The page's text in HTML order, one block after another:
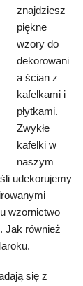
znajdziesz
piękne
wzory do
dekorowani
a ścian z
kafelkami i
płytkami.
Zwykłe
kafelki w
naszym
udekorujemy
wzornictwo
Jak również
się z